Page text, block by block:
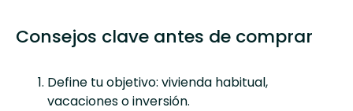
Consejos clave antes de comprar
Define tu objetivo: vivienda habitual,
vacaciones o inversión.